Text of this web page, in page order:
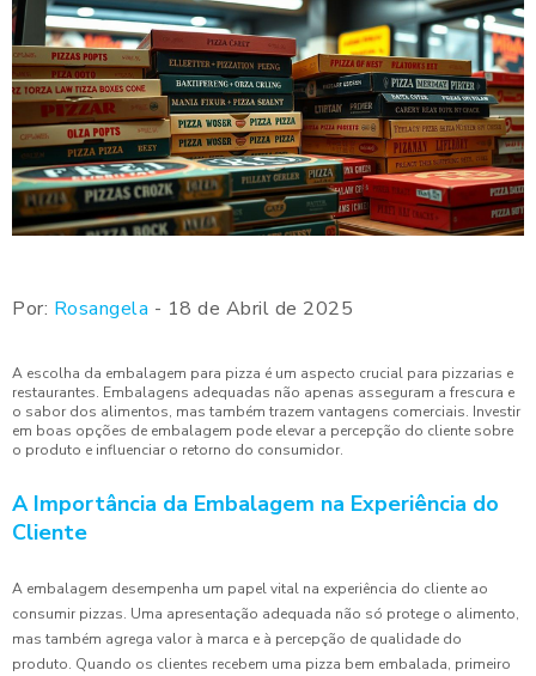
Por: Rosangela - 18 de Abril de 2025
A escolha da embalagem para pizza é um aspecto crucial para pizzarias e
restaurantes. Embalagens adequadas não apenas asseguram a frescura e
o sabor dos alimentos, mas também trazem vantagens comerciais. Investir
em boas opções de embalagem pode elevar a percepção do cliente sobre
o produto e influenciar o retorno do consumidor.
A Importância da Embalagem na Experiência do
Cliente
A embalagem desempenha um papel vital na experiência do cliente ao
consumir pizzas. Uma apresentação adequada não só protege o alimento,
mas também agrega valor à marca e à percepção de qualidade do
produto. Quando os clientes recebem uma pizza bem embalada, primeiro